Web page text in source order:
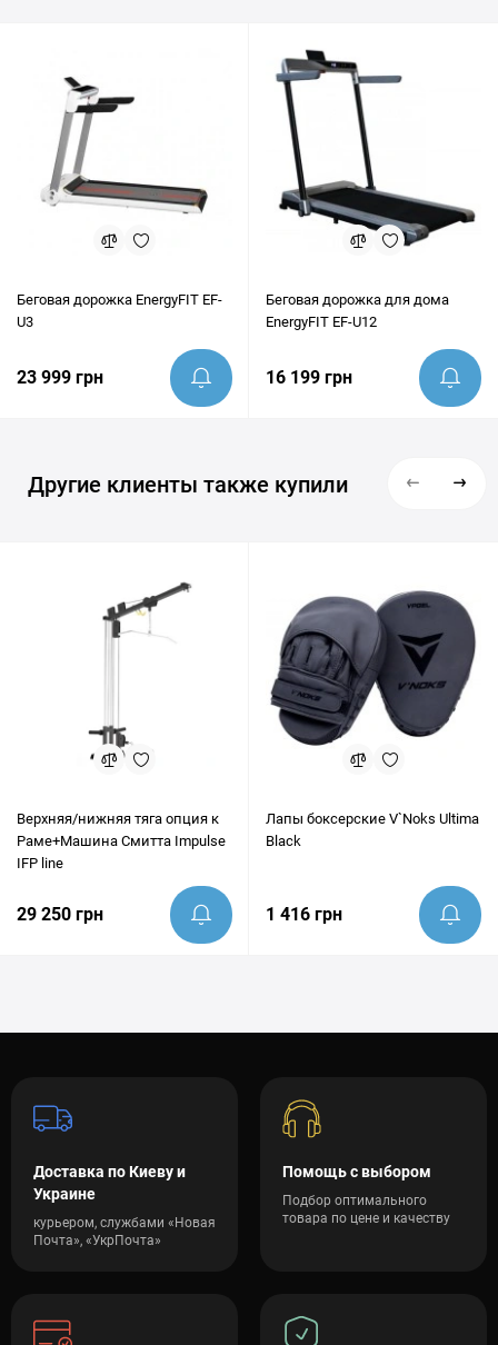
консультацию и помочь убедиться, что этот товар идеально
Беговая дорожка EnergyFIT EF-
U3
23 999 грн
Беговая дорожка для дома
EnergyFIT EF-U12
16 199 грн
Другие клиенты также купили
Верхняя/нижняя тяга опция к
Раме+Машина Смитта Impulse
IFP line
29 250 грн
Лапы боксерские V`Noks Ultima
Black
1 416 грн
Доставка по Киеву и
Украине
курьером, службами «Новая
Почта», «УкрПочта»
Помощь с выбором
Подбор оптимального
товара по цене и качеству